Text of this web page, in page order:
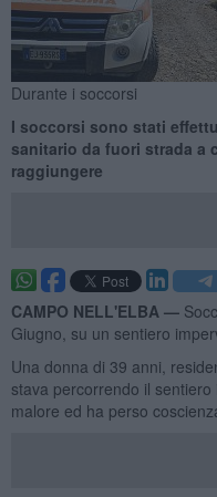
Durante i soccorsi
I soccorsi sono stati
sanitario da fuori strada a
raggiungere
CAMPO NELL'ELBA —
Giugno, su un sentiero
Una donna di 39 anni,
stava percorrendo il
malore ed ha perso